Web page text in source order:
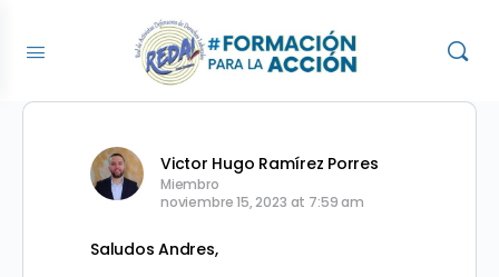
Victor Hugo Ramírez Porres
Miembro
noviembre 15, 2023 at 7:59 am
Saludos Andres,